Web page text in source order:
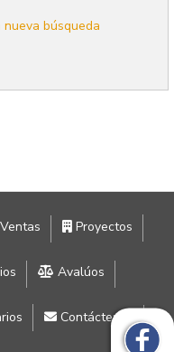
búsqueda
Proyectos
Avalúos
Contáctenos